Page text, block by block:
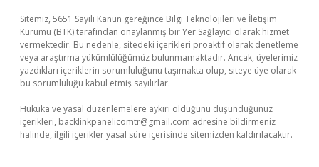
Sitemiz, 5651 Sayılı Kanun gereğince Bilgi Teknolojileri ve İletişim
Kurumu (BTK) tarafından onaylanmış bir Yer Sağlayıcı olarak hizmet
vermektedir. Bu nedenle, sitedeki içerikleri proaktif olarak denetleme
veya araştırma yükümlülüğümüz bulunmamaktadır. Ancak, üyelerimiz
yazdıkları içeriklerin sorumluluğunu taşımakta olup, siteye üye olarak
bu sorumluluğu kabul etmiş sayılırlar.
Hukuka ve yasal düzenlemelere aykırı olduğunu düşündüğünüz
içerikleri, backlinkpanelicomtr@gmail.com adresine bildirmeniz
halinde, ilgili içerikler yasal süre içerisinde sitemizden kaldırılacaktır.